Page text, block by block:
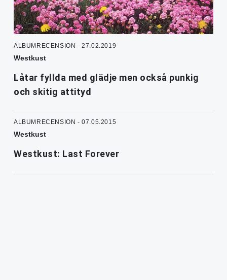
ALBUMRECENSION - 27.02.2019
Westkust
Låtar fyllda med glädje men också punkig
och skitig attityd
ALBUMRECENSION - 07.05.2015
Westkust
Westkust: Last Forever